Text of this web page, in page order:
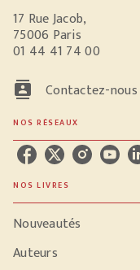
17 Rue Jacob,
75006 Paris
01 44 41 74 00
contacts Contactez-nous
NOS RÉSEAUX
NOS LIVRES
Nouveautés
Auteurs